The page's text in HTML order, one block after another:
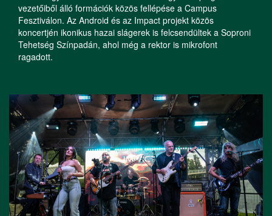
vezetőiből álló formációk közös fellépése a Campus
Fesztiválon. Az Android és az Impact projekt közös
koncertjén ikonikus hazai slágerek is felcsendültek a Soproni
Tehetség Színpadán, ahol még a rektor is mikrofont
ragadott.